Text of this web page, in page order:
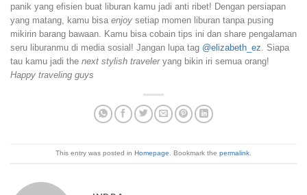
panik yang efisien buat liburan kamu jadi anti ribet! Dengan persiapan
yang matang, kamu bisa enjoy setiap momen liburan tanpa pusing
mikirin barang bawaan. Kamu bisa cobain tips ini dan share pengalaman
seru liburanmu di media sosial! Jangan lupa tag @elizabeth_ez . Siapa
tau kamu jadi the next stylish traveleryang bikin iri semua orang!
Happy traveling guys
This entry was posted in Homepage . Bookmark the permalink